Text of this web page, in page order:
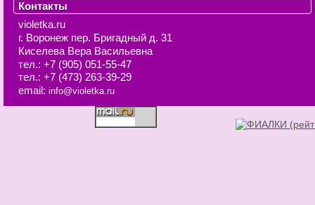
Контакты
violetka.ru
г. Воронеж пер. Бригадный д. 31
Киселева Вера Васильевна
тел.: +7 (905) 051-55-47
тел.: +7 (473) 263-39-29
email: info@violetka.ru